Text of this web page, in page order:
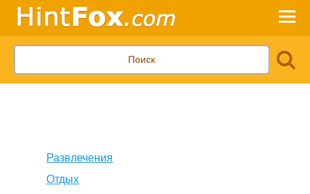
Развлечения
Отдых